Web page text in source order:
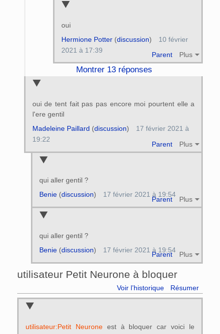
oui
Parent Plus
Hermione Potter(discussion)
10 février
2021 à 17:39
Montrer 13 réponses
oui de tent fait pas pas encore moi pourtent elle a
l'ere gentil
Parent Plus
Madeleine Paillard (discussion)
17 février 2021 à
19:22
qui aller gentil ?
Parent Plus
Benie(discussion) 17 février 2021 à 19:54
qui aller gentil ?
Parent Plus
Benie(discussion) 17 février 2021 à 19:54
utilisateur Petit Neurone à bloquer
Voir l’historique Résumer
utilisateur:Petit Neurone est à bloquer car voici le